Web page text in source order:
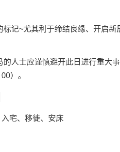
记~尤其利于缔结良缘、开启新
人士应谨慎避开此日进行重大
）。
宅、移徙、安床